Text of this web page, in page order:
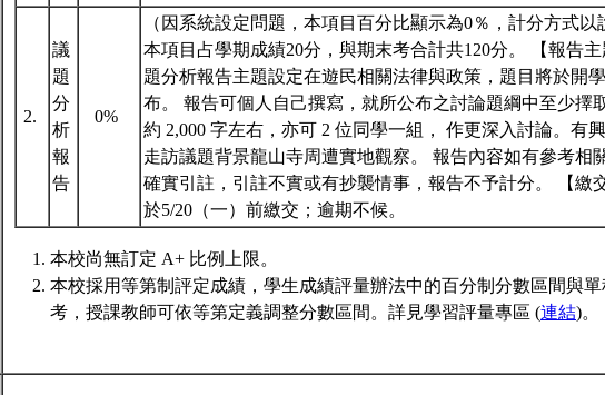
2.
議
題
分
析
報
告
0%
（因系統設定問題，本項目百分比顯示為0％，計分方式以
本項目占學期成績20分，與期末考合計共120分。 【報告
題分析報告主題設定在遊民相關法律與政策，題目將於開
布。 報告可個人自己撰寫，就所公布之討論題綱中至少擇
約 2,000 字左右，亦可 2 位同學一組， 作更深入討論。有
走訪議題背景龍山寺周遭實地觀察。 報告內容如有參考相
確實引註，引註不實或有抄襲情事，報告不予計分。 【繳
於5/20（一）前繳交；逾期不候。
本校尚無訂定 A+ 比例上限。
本校採用等第制評定成績，學生成績評量辦法中的百分制分數區間與
考，授課教師可依等第定義調整分數區間。詳見學習評量專區 (連結)。